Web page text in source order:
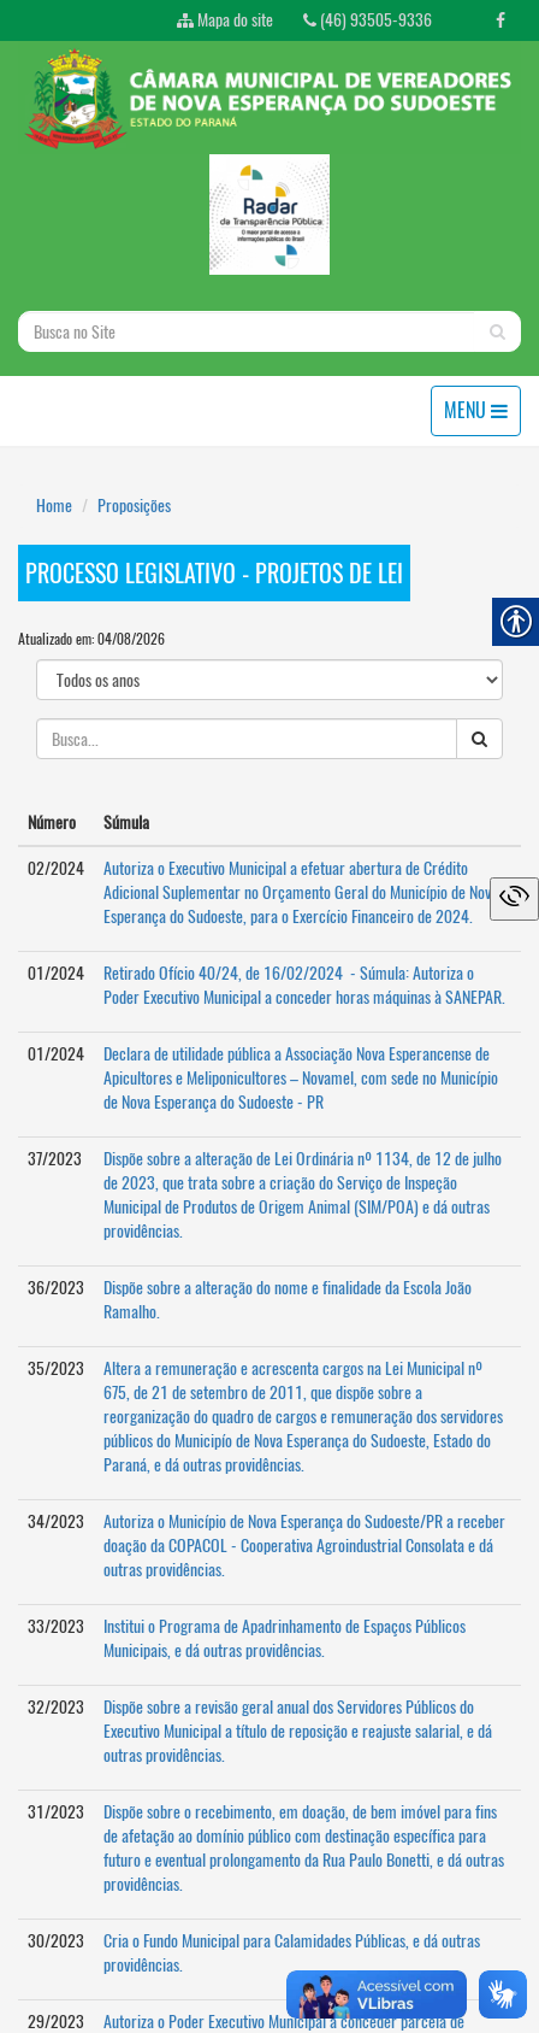
Mapa do site (46) 93505-9336
MENU
Home Proposições
PROCESSO LEGISLATIVO - PROJETOS DE LEI
Atualizado em: 04/08/2026
Número
Súmula
02/2024
Autoriza o Executivo Municipal a efetuar abertura de Crédito
Adicional Suplementar no Orçamento Geral do Município de Nova
Esperança do Sudoeste, para o Exercício Financeiro de 2024.
01/2024
Retirado Ofício 40/24, de 16/02/2024 - Súmula: Autoriza o
Poder Executivo Municipal a conceder horas máquinas à SANEPAR.
01/2024
Declara de utilidade pública a Associação Nova Esperancense de
Apicultores e Meliponicultores – Novamel, com sede no Município
de Nova Esperança do Sudoeste - PR
37/2023
Dispõe sobre a alteração de Lei Ordinária nº 1134, de 12 de julho
de 2023, que trata sobre a criação do Serviço de Inspeção
Municipal de Produtos de Origem Animal (SIM/POA) e dá outras
providências.
36/2023
Dispõe sobre a alteração do nome e finalidade da Escola João
Ramalho.
35/2023
Altera a remuneração e acrescenta cargos na Lei Municipal nº
675, de 21 de setembro de 2011, que dispõe sobre a
reorganização do quadro de cargos e remuneração dos servidores
públicos do Municipío de Nova Esperança do Sudoeste, Estado do
Paraná, e dá outras providências.
34/2023
Autoriza o Município de Nova Esperança do Sudoeste/PR a receber
doação da COPACOL - Cooperativa Agroindustrial Consolata e dá
outras providências.
33/2023
Institui o Programa de Apadrinhamento de Espaços Públicos
Municipais, e dá outras providências.
32/2023
Dispõe sobre a revisão geral anual dos Servidores Públicos do
Executivo Municipal a título de reposição e reajuste salarial, e dá
outras providências.
31/2023
Dispõe sobre o recebimento, em doação, de bem imóvel para fins
de afetação ao domínio público com destinação específica para
futuro e eventual prolongamento da Rua Paulo Bonetti, e dá outras
providências.
30/2023
Cria o Fundo Municipal para Calamidades Públicas, e dá outras
providências.
29/2023
Autoriza o Poder Executivo Municipal a conceder parcela de